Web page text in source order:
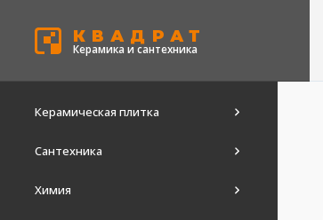
КВАДРАТ
Керамика и сантехника
Керамическая плитка
Сантехника
Химия